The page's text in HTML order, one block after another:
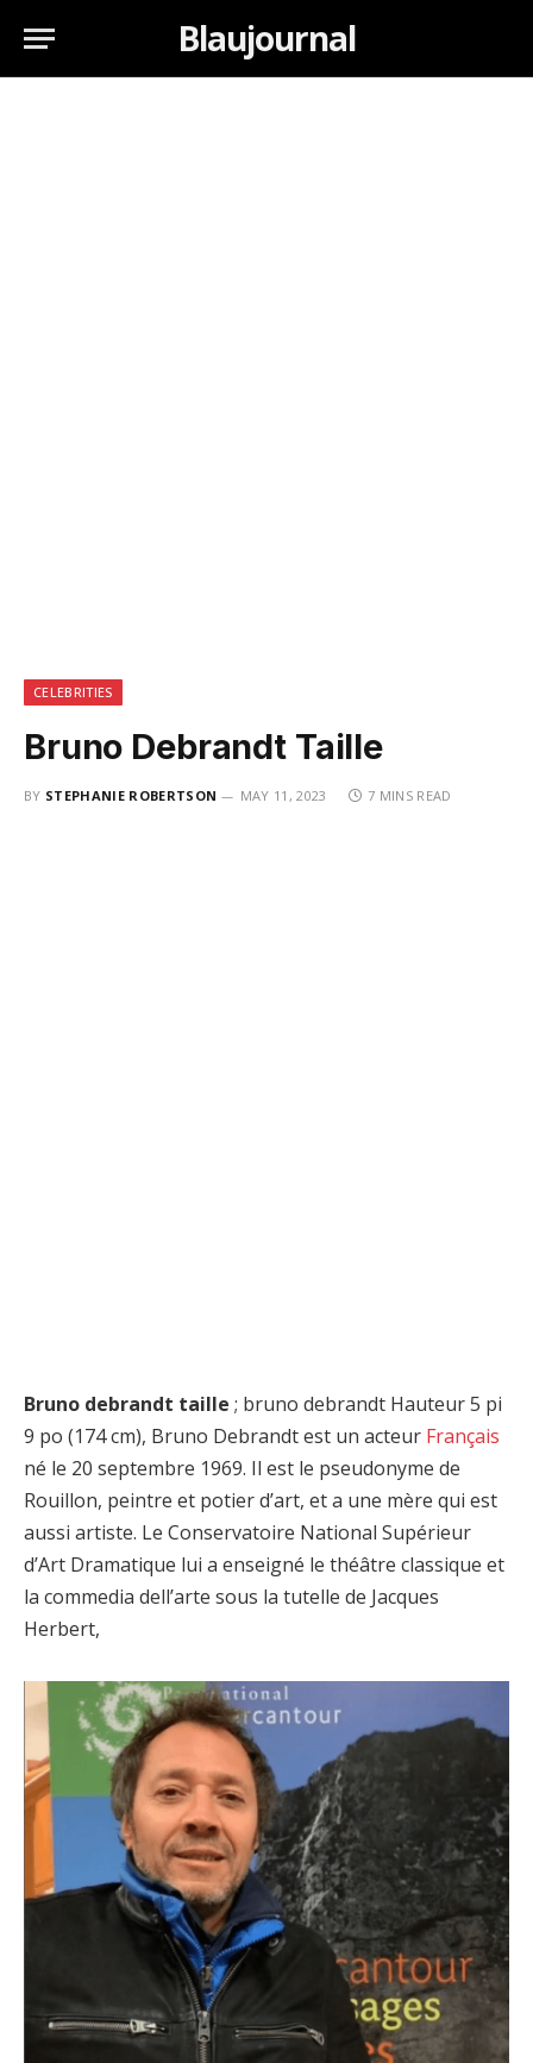
Blaujournal
CELEBRITIES
Bruno Debrandt Taille
BY STEPHANIE ROBERTSON MAY 11, 2023 7 MINS READ
Bruno debrandt taille ; bruno debrandt Hauteur 5 pi
9 po (174 cm), Bruno Debrandt est un acteur Français
né le 20 septembre 1969. Il est le pseudonyme de
Rouillon, peintre et potier d’art, et a une mère qui est
aussi artiste. Le Conservatoire National Supérieur
d’Art Dramatique lui a enseigné le théâtre classique et
la commedia dell’arte sous la tutelle de Jacques
Herbert,